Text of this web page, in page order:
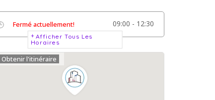
Fermé actuellement! 09:00 - 12:30
Afficher Tous Les
Horaires
Obtenir l'itinéraire